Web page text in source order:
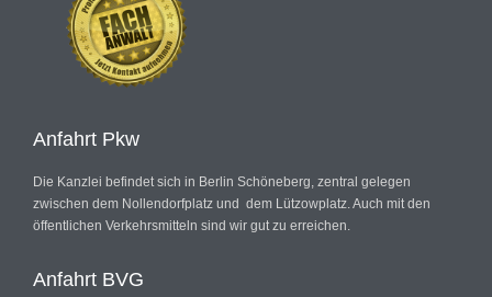
Anfahrt Pkw
Die Kanzlei befindet sich in Berlin Schöneberg, zentral gelegen
zwischen dem Nollendorfplatz und dem Lützowplatz. Auch mit den
öffentlichen Verkehrsmitteln sind wir gut zu erreichen.
Anfahrt BVG